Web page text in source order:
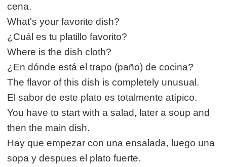
cena.
What's your favorite dish?
¿Cuál es tu platillo favorito?
Where is the dish cloth?
¿En dónde está el trapo (paño) de cocina?
The flavor of this dish is completely unusual.
El sabor de este plato es totalmente atípico.
You have to start with a salad, later a soup and
then the main dish.
Hay que empezar con una ensalada, luego una
sopa y despues el plato fuerte.